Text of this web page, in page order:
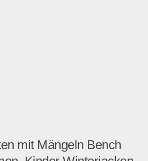
mit Mängeln Bench